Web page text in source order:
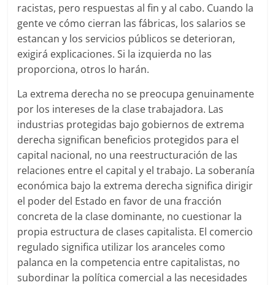
racistas, pero respuestas al fin y al cabo. Cuando la
gente ve cómo cierran las fábricas, los salarios se
estancan y los servicios públicos se deterioran,
exigirá explicaciones. Si la izquierda no las
proporciona, otros lo harán.
La extrema derecha no se preocupa genuinamente
por los intereses de la clase trabajadora. Las
industrias protegidas bajo gobiernos de extrema
derecha significan beneficios protegidos para el
capital nacional, no una reestructuración de las
relaciones entre el capital y el trabajo. La soberanía
económica bajo la extrema derecha significa dirigir
el poder del Estado en favor de una fracción
concreta de la clase dominante, no cuestionar la
propia estructura de clases capitalista. El comercio
regulado significa utilizar los aranceles como
palanca en la competencia entre capitalistas, no
subordinar la política comercial a las necesidades